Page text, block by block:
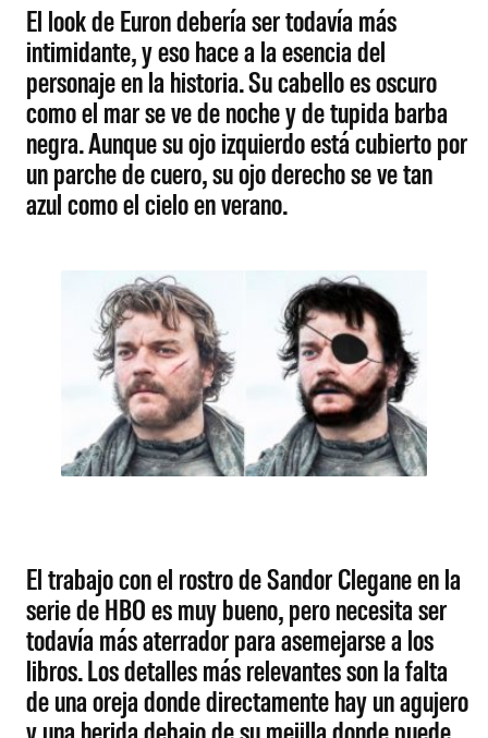
El look de Euron debería ser todavía más
intimidante, y eso hace a la esencia del
personaje en la historia. Su cabello es oscuro
como el mar se ve de noche y de tupida barba
negra. Aunque su ojo izquierdo está cubierto por
un parche de cuero, su ojo derecho se ve tan
azul como el cielo en verano.
El trabajo con el rostro de Sandor Clegane en la
serie de HBO es muy bueno, pero necesita ser
todavía más aterrador para asemejarse a los
libros. Los detalles más relevantes son la falta
de una oreja donde directamente hay un agujero
y una herida debajo de su mejilla donde puede